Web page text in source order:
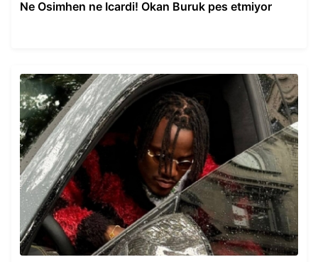
Ne Osimhen ne Icardi! Okan Buruk pes etmiyor